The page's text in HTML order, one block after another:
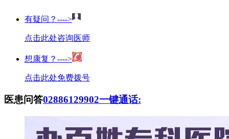
有疑问？---->
点击此处咨询医师
想康复？---->
点击此处免费拨号
医患问答02886129902一键通话: